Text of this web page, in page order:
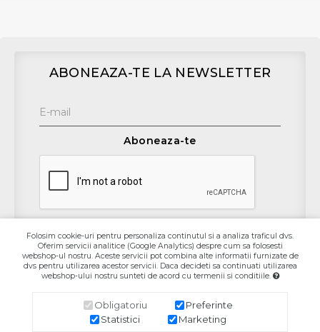
ABONEAZA-TE LA NEWSLETTER
Aboneaza-te
Contact
Contul Meu
Folosim cookie-uri pentru personaliza continutul si a analiza traficul dvs.
Oferim servicii analitice (Google Analytics) despre cum sa folosesti
webshop-ul nostru. Aceste servicii pot combina alte informatii furnizate de
dvs pentru utilizarea acestor servicii. Daca decideti sa continuati utilizarea
webshop-ului nostru sunteti de acord cu termenii si conditiile.
Obligatoriu
Preferinte
Statistici
Marketing